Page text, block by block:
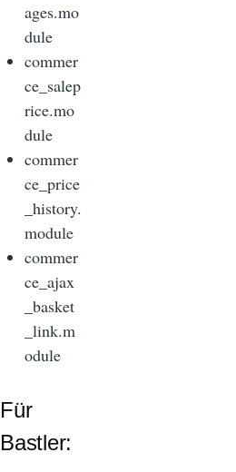
ages.mo
dule
commer
ce_salep
rice.mo
dule
commer
ce_price
_history.
module
commer
ce_ajax
_basket
_link.m
odule
Für
Bastler: